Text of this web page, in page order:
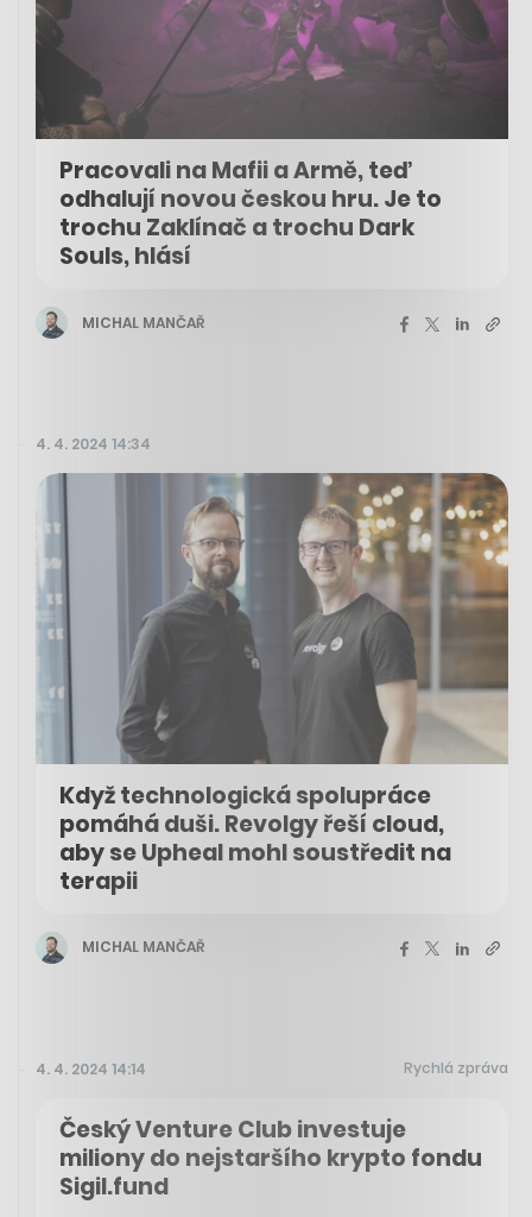
Pracovali na Mafii a Armě, teď
odhalují novou českou hru. Je to
trochu Zaklínač a trochu Dark
Souls, hlásí
MICHAL MANČAŘ
4. 4. 2024 14:34
Když technologická spolupráce
pomáhá duši. Revolgy řeší cloud,
aby se Upheal mohl soustředit na
terapii
MICHAL MANČAŘ
4. 4. 2024 14:14 Rychlá zpráva
Český Venture Club investuje
miliony do nejstaršího krypto fondu
Sigil.fund